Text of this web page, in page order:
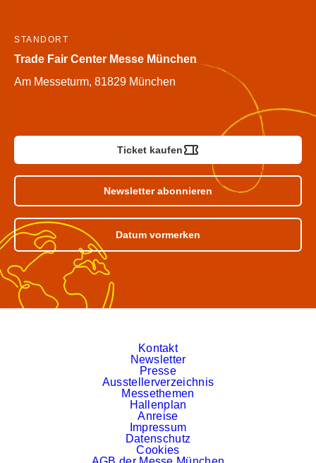
STANDORT
Trade Fair Center Messe München
Am Messeturm, 81829 München
Ticket kaufen
Newsletter abonnieren
Datum vormerken
Kontakt
Newsletter
Presse
Ausstellerverzeichnis
Messethemen
Hallenplan
Anreise
Impressum
Datenschutz
Cookies